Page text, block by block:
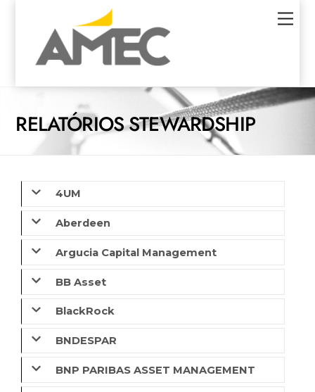
RELATÓRIOS STEWARDSHIP
4UM
Aberdeen
Argucia Capital Management
BB Asset
BlackRock
BNDESPAR
BNP PARIBAS ASSET MANAGEMENT